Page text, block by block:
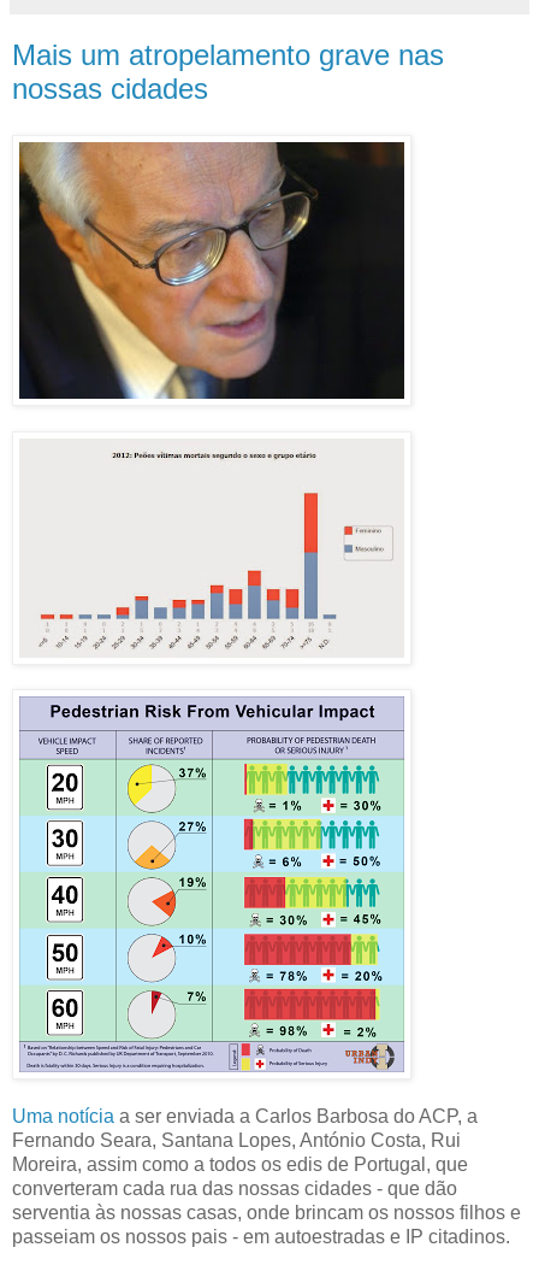
Mais um atropelamento grave nas
nossas cidades
Uma notícia a ser enviada a Carlos Barbosa do ACP, a
Fernando Seara, Santana Lopes, António Costa, Rui
Moreira, assim como a todos os edis de Portugal, que
converteram cada rua das nossas cidades - que dão
serventia às nossas casas, onde brincam os nossos filhos e
passeiam os nossos pais - em autoestradas e IP citadinos.